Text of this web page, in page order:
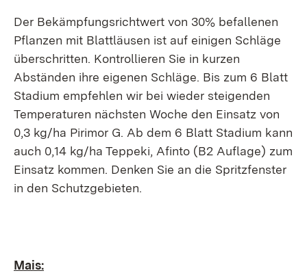
Der Bekämpfungsrichtwert von 30% befallenen
Pflanzen mit Blattläusen ist auf einigen Schläge
überschritten. Kontrollieren Sie in kurzen
Abständen ihre eigenen Schläge. Bis zum 6 Blatt
Stadium empfehlen wir bei wieder steigenden
Temperaturen nächsten Woche den Einsatz von
0,3 kg/ha Pirimor G. Ab dem 6 Blatt Stadium kann
auch 0,14 kg/ha Teppeki, Afinto (B2 Auflage) zum
Einsatz kommen. Denken Sie an die Spritzfenster
in den Schutzgebieten.
Mais: